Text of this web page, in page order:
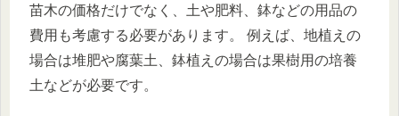
苗木の価格だけでなく、土や肥料、鉢などの用品の
費用も考慮する必要があります。 例えば、地植えの
場合は堆肥や腐葉土、鉢植えの場合は果樹用の培養
土などが必要です。